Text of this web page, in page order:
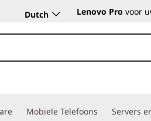
Dutch Lenovo Pro voor
Mobiele Telefoons Servers